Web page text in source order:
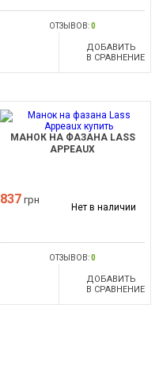
ОТЗЫВОВ:0
ДОБАВИТЬ
В СРАВНЕНИЕ
МАНОК НА ФАЗАНА LASS
APPEAUX
837 грн
Нет в наличии
ОТЗЫВОВ:0
ДОБАВИТЬ
В СРАВНЕНИЕ